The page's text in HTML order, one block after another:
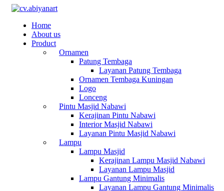
Home
About us
Product
Ornamen
Patung Tembaga
Layanan Patung Tembaga
Ornamen Tembaga Kuningan
Logo
Lonceng
Pintu Masjid Nabawi
Kerajinan Pintu Nabawi
Interior Masjid Nabawi
Layanan Pintu Masjid Nabawi
Lampu
Lampu Masjid
Kerajinan Lampu Masjid Nabawi
Layanan Lampu Masjid
Lampu Gantung Minimalis
Layanan Lampu Gantung Minimalis